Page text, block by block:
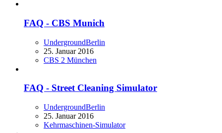
FAQ - CBS Munich
UndergroundBerlin
25. Januar 2016
CBS 2 München
FAQ - Street Cleaning Simulator
UndergroundBerlin
25. Januar 2016
Kehrmaschinen-Simulator